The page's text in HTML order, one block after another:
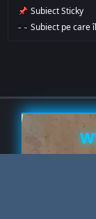
Subiect Sticky
Subiect pe care